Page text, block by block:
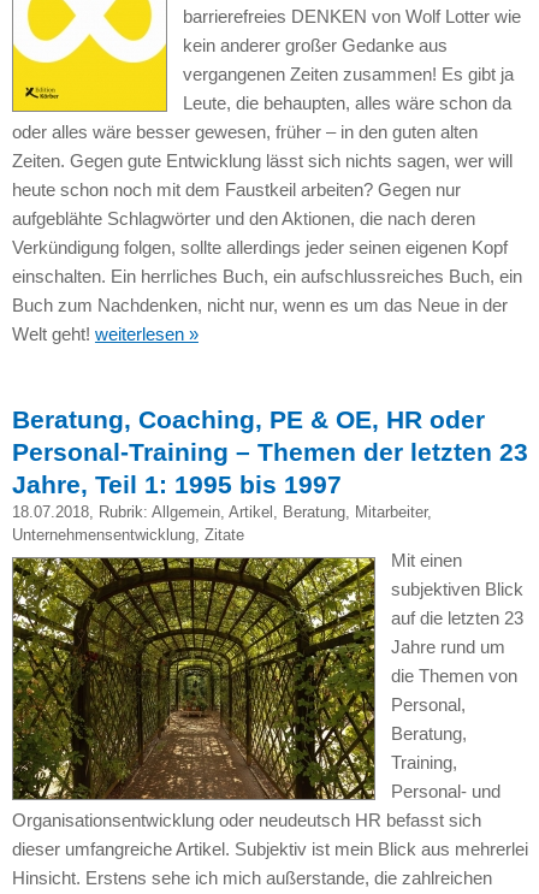
barrierefreies DENKEN von Wolf Lotter wie
kein anderer großer Gedanke aus
vergangenen Zeiten zusammen! Es gibt ja
Leute, die behaupten, alles wäre schon da
oder alles wäre besser gewesen, früher – in den guten alten
Zeiten. Gegen gute Entwicklung lässt sich nichts sagen, wer will
heute schon noch mit dem Faustkeil arbeiten? Gegen nur
aufgeblähte Schlagwörter und den Aktionen, die nach deren
Verkündigung folgen, sollte allerdings jeder seinen eigenen Kopf
einschalten. Ein herrliches Buch, ein aufschlussreiches Buch, ein
Buch zum Nachdenken, nicht nur, wenn es um das Neue in der
Welt geht! weiterlesen »
Beratung, Coaching, PE & OE, HR oder
Personal-Training – Themen der letzten 23
Jahre, Teil 1: 1995 bis 1997
18.07.2018, Rubrik: Allgemein, Artikel , Beratung, Mitarbeiter,
Unternehmensentwicklung, Zitate
Mit einen
subjektiven Blick
auf die letzten 23
Jahre rund um
die Themen von
Personal,
Beratung,
Training,
Personal- und
Organisationsentwicklung oder neudeutsch HR befasst sich
dieser umfangreiche Artikel. Subjektiv ist mein Blick aus mehrerlei
Hinsicht. Erstens sehe ich mich außerstande, die zahlreichen